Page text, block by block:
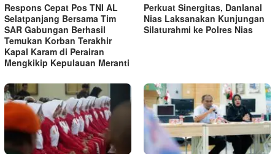
Respons Cepat Pos TNI AL
Selatpanjang Bersama Tim
SAR Gabungan Berhasil
Temukan Korban Terakhir
Kapal Karam di Perairan
Mengkikip Kepulauan Meranti
Perkuat Sinergitas, Danlanal
Nias Laksanakan Kunjungan
Silaturahmi ke Polres Nias